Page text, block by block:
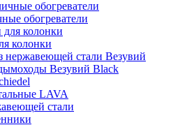
обогреватели
колонки
нержавеющей стали Везувий
Везувий Black
LAVA
стали